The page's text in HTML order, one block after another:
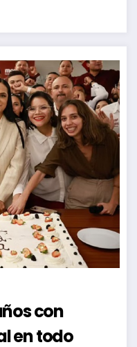
con
en todo